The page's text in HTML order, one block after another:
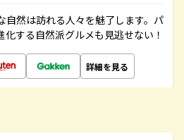
自然は訪れる人々を魅了します。パ
する自然派グルメも見逃せない！
詳細を見る